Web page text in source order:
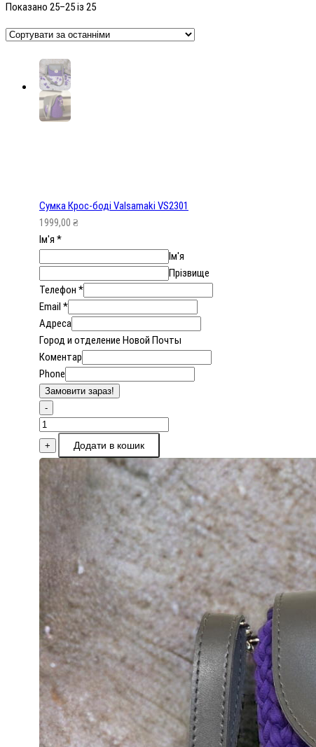
Показано 25–25 із 25
Сумка Крос-боді Valsamaki VS2301
1999,00 ₴
Ім'я *
Ім'я
Прізвище
Телефон *
Email *
Адреса
Город и отделение Новой Почты
Коментар
Phone
Замовити зараз!
-
Сумка
Крос-
боді
Valsamaki
VS2301
кількість
+ Додати в кошик